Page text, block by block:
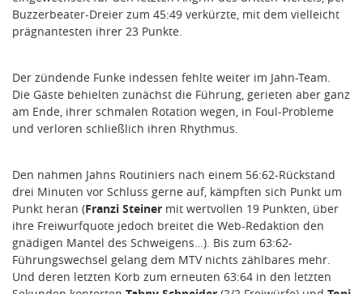
Buzzerbeater-Dreier zum 45:49 verkürzte, mit dem vielleicht
prägnantesten ihrer 23 Punkte.
Der zündende Funke indessen fehlte weiter im Jahn-Team.
Die Gäste behielten zunächst die Führung, gerieten aber ganz
am Ende, ihrer schmalen Rotation wegen, in Foul-Probleme
und verloren schließlich ihren Rhythmus.
Den nahmen Jahns Routiniers nach einem 56:62-Rückstand
drei Minuten vor Schluss gerne auf, kämpften sich Punkt um
Punkt heran (Franzi Steiner mit wertvollen 19 Punkten, über
ihre Freiwurfquote jedoch breitet die Web-Redaktion den
gnädigen Mantel des Schweigens…). Bis zum 63:62-
Führungswechsel gelang dem MTV nichts zählbares mehr.
Und deren letzten Korb zum erneuten 63:64 in den letzten